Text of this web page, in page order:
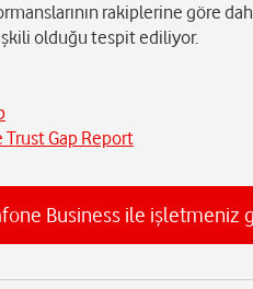
rakiplerine göre
olduğu tespit ediliyor.
Gap Report
Business ile işletmeniz